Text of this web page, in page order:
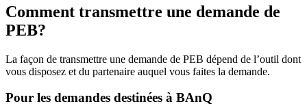
Comment transmettre une demande de
PEB?
La façon de transmettre une demande de PEB dépend de l’outil dont
vous disposez et du partenaire auquel vous faites la demande.
Pour les demandes destinées à BAnQ